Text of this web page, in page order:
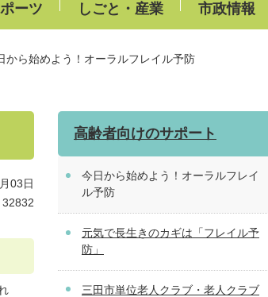
ーツ しごと・産業 市政情報
から始めよう！オーラルフレイル予防
03日
32832
高齢者向けのサポート
今日から始めよう！オーラルフレイ
ル予防
元気で長生きのカギは「フレイル予
防」
三田市単位老人クラブ・老人クラブ